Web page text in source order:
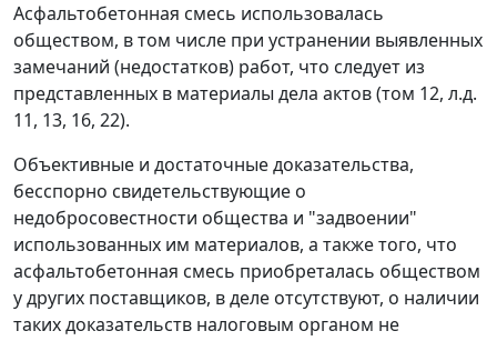
Асфальтобетонная смесь использовалась
обществом, в том числе при устранении выявленных
замечаний (недостатков) работ, что следует из
представленных в материалы дела актов (том 12, л.д.
11, 13, 16, 22).
Объективные и достаточные доказательства,
бесспорно свидетельствующие о
недобросовестности общества и "задвоении"
использованных им материалов, а также того, что
асфальтобетонная смесь приобреталась обществом
у других поставщиков, в деле отсутствуют, о наличии
таких доказательств налоговым органом не